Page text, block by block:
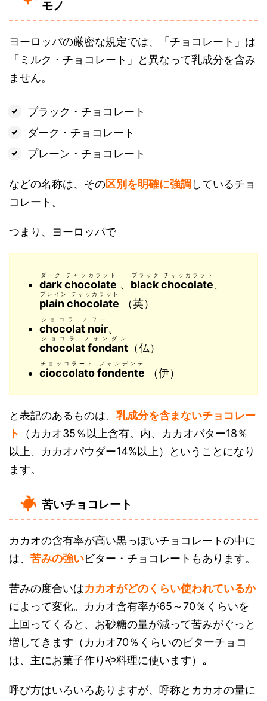
モノ
ヨーロッパの厳密な規定では、「チョコレート」は
「ミルク・チョコレート」と異なって乳成分を含み
ません。
ブラック・チョコレート
ダーク・チョコレート
プレーン・チョコレート
などの名称は、その区別を明確に強調 しているチョ
コレート。
つまり、ヨーロッパで
dark chocolate
ダーク チャッカラット
、 black chocolate
ブラック チャッカラット
、
plain chocolate
プレイン チャッカラット
（英）
chocolat noir
ショコラ ノワー
、
chocolat fondant
ショコラ フォンダン
（仏）
cioccolato fondente
チョッコラート フォンデンテ
（伊）
と表記のあるものは、 乳成分を含まないチョコレー
ト
（カカオ35％以上含有。内、カカオバター18％
以上、カカオパウダー14%以上）ということになり
ます。
苦いチョコレート
カカオの含有率が高い黒っぽいチョコレートの中に
は、 苦みの強いビター・チョコレートもあります。
苦みの度合いはカカオがどのくらい使われているか
によって変化。カカオ含有率が65～70％くらいを
上回ってくると、お砂糖の量が減って苦みがぐっと
増してきます（カカオ70％くらいのビターチョコ
は、主にお菓子作りや料理に使います） 。
呼び方はいろいろありますが、呼称とカカオの量に